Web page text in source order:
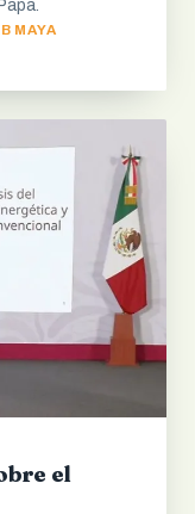
MAYA
el